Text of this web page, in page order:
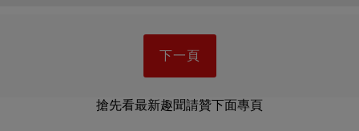
下一頁
搶先看最新趣聞請贊下面專頁